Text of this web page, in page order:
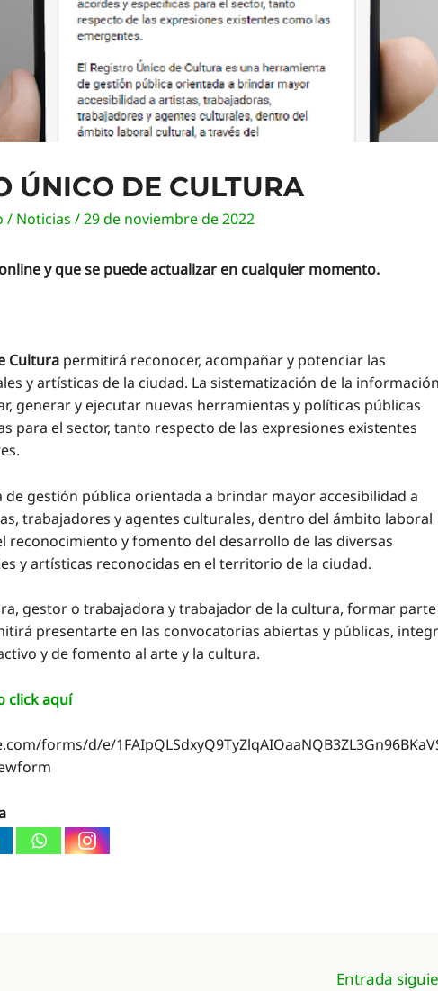
ÚNICO DE CULTURA
/ Noticias /29 de noviembre de 2022
y que se puede actualizar en cualquier momento.
Culturapermitirá reconocer, acompañar y potenciar las
y artísticas de la ciudad. La sistematización de la información
generar y ejecutar nuevas herramientas y políticas públicas
para el sector, tanto respecto de las expresiones existentes
de gestión pública orientada a brindar mayor accesibilidad a
trabajadores y agentes culturales, dentro del ámbito laboral
reconocimiento y fomento del desarrollo de las diversas
y artísticas reconocidas en el territorio de la ciudad.
gestor o trabajadora y trabajador de la cultura, formar parte
presentarte en las convocatorias abiertas y públicas,
y de fomento al arte y la cultura.
click aquí
forms/d/e/
Entrada